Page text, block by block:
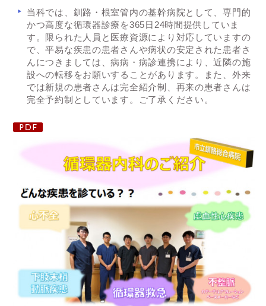
当科では、釧路・根室管内の基幹病院として、専門的
かつ高度な循環器診療を365日24時間提供していま
す。限られた人員と医療資源により対応していますの
で、平易な疾患の患者さんや病状の安定された患者さ
んにつきましては、病病・病診連携により、近隣の施
設への転移をお願いすることがあります。また、外来
では新規の患者さんは完全紹介制、再来の患者さんは
完全予約制としています。ご了承ください。